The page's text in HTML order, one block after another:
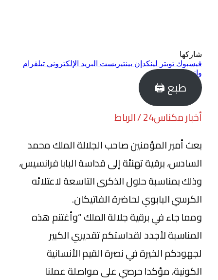
شاركها
فيسبوك تويتر لينكدإن بينتيريست البريد الإلكتروني تيلقرام
واتساب
طبع 🖨
أخبار مكناس24 / الرباط
بعث أمير المؤمنين صاحب الجلالة الملك محمد
السادس، برقية تهنئة إلى قداسة البابا فرانسيس،
وذلك بمناسبة حلول الذكرى التاسعة لاعتلائه
الكرسي البابوي لحاضرة الفاتيكان.
ومما جاء في برقية جلالة الملك “وأغتنم هذه
المناسبة لأجدد لقداستكم تقديري الكبير
لجهودكم الخيرة في نصرة القيم الأنسانية
الكونية، مؤكدا حرصي على مواصلة عملنا